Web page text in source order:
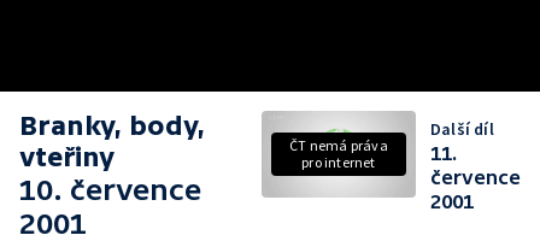
Branky, body,
vteřiny
10. července
2001
ČT nemá práva
pro internet
Další díl
11.
července
2001